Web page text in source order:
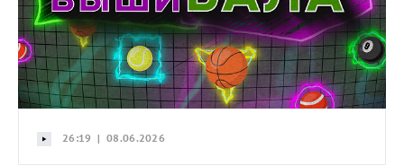
26:19 | 08.06.2026